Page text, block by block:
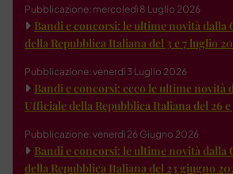
Pubblicazione: mercoledì 8 Luglio 2026
Bandi e concorsi: le ultime novità dalla
della Repubblica Italiana del 3 e 7 luglio
Pubblicazione: venerdì 3 Luglio 2026
Bandi e concorsi: ecco le ultime novità
Ufficiale della Repubblica Italiana del 26
Pubblicazione: venerdì 26 Giugno 2026
Bandi e concorsi: le ultime novità dalla
della Repubblica Italiana del 23 giugno